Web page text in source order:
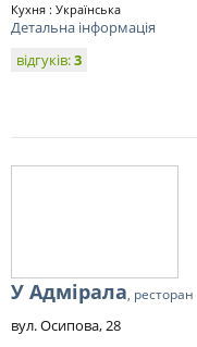
Кухня : Українська
Детальна інформація
відгуків:3
У Адмірала, ресторан
вул. Осипова, 28